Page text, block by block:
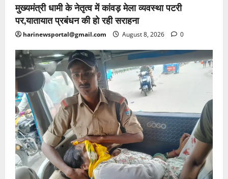
मुख्यमंत्री धामी के नेतृत्व में कांवड़ मेला व्यवस्था पटरी
पर,यातायात प्रबंधन की हो रही सराहना
harinewsportal@gmail.com August 8, 2026 0